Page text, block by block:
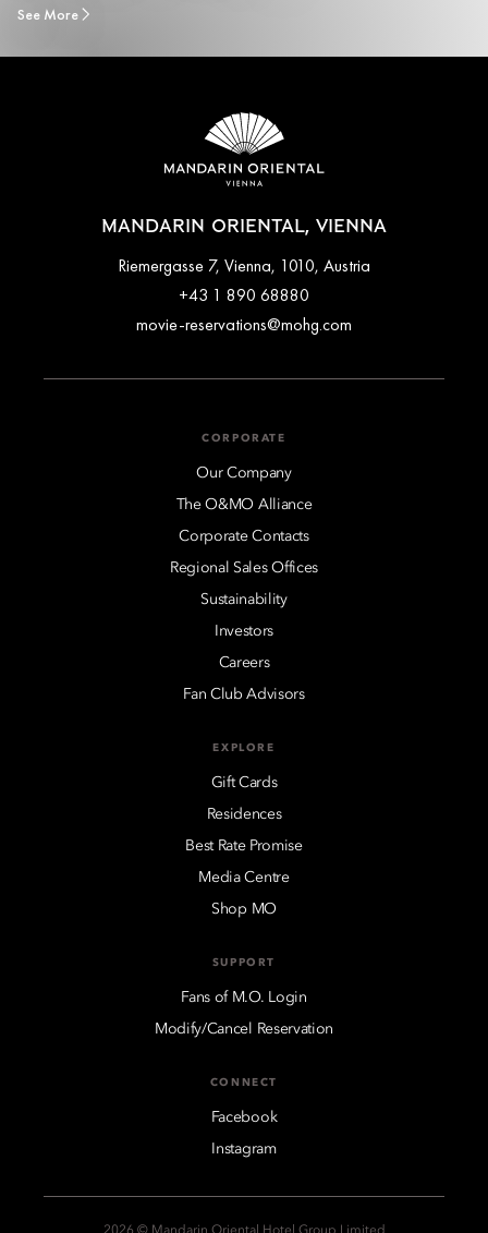
See More
MANDARIN ORIENTAL, VIENNA
Riemergasse 7, Vienna, 1010, Austria
+43 1 890 68880
movie-reservations@mohg.com
CORPORATE
Our Company
The O&MO Alliance
Corporate Contacts
Regional Sales Offices
Sustainability
Investors
Careers
Fan Club Advisors
EXPLORE
Gift Cards
Residences
Best Rate Promise
Media Centre
Shop MO
SUPPORT
Fans of M.O. Login
Modify/Cancel Reservation
CONNECT
Facebook
Instagram